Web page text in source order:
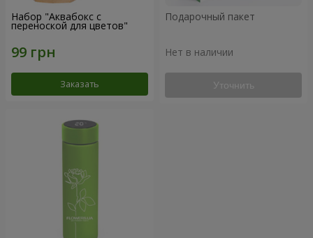
Набор "Аквабокс с
переноской для цветов"
Заказать
Подарочный пакет
Нет в наличии
Уточнить